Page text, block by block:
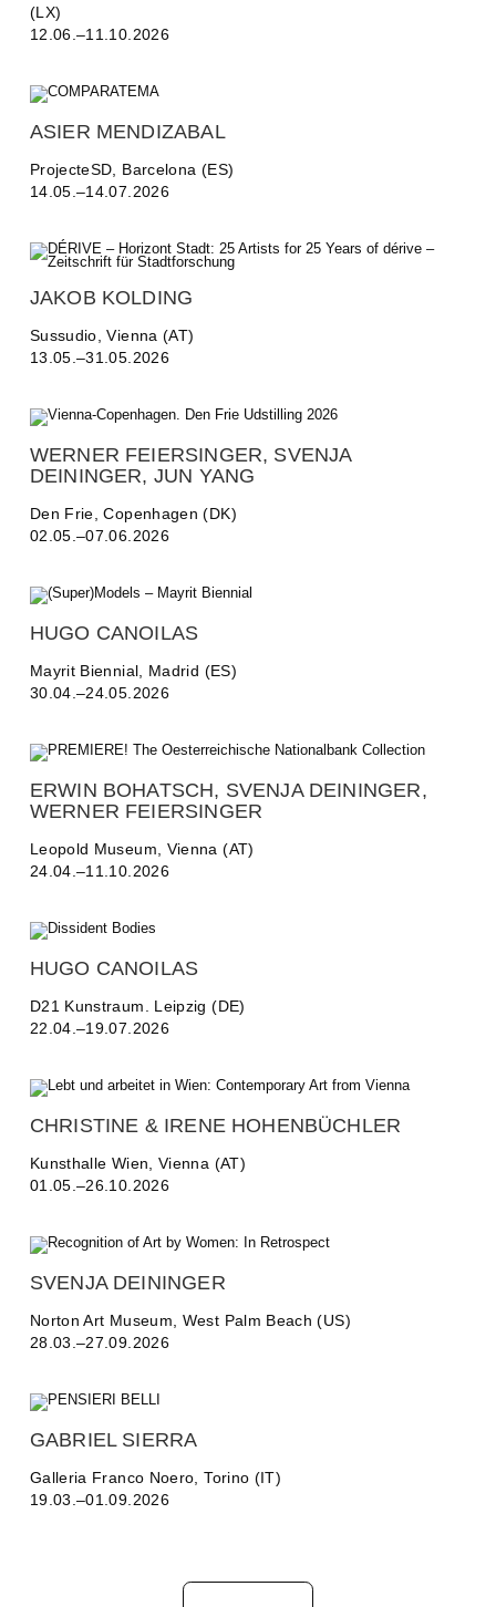
(LX)
12.06.–11.10.2026
ASIER MENDIZABAL
ProjecteSD, Barcelona (ES)
14.05.–14.07.2026
JAKOB KOLDING
Sussudio, Vienna (AT)
13.05.–31.05.2026
WERNER FEIERSINGER, SVENJA
DEININGER, JUN YANG
Den Frie, Copenhagen (DK)
02.05.–07.06.2026
HUGO CANOILAS
Mayrit Biennial, Madrid (ES)
30.04.–24.05.2026
ERWIN BOHATSCH, SVENJA DEININGER,
WERNER FEIERSINGER
Leopold Museum, Vienna (AT)
24.04.–11.10.2026
HUGO CANOILAS
D21 Kunstraum. Leipzig (DE)
22.04.–19.07.2026
CHRISTINE & IRENE HOHENBÜCHLER
Kunsthalle Wien, Vienna (AT)
01.05.–26.10.2026
SVENJA DEININGER
Norton Art Museum, West Palm Beach (US)
28.03.–27.09.2026
GABRIEL SIERRA
Galleria Franco Noero, Torino (IT)
19.03.–01.09.2026